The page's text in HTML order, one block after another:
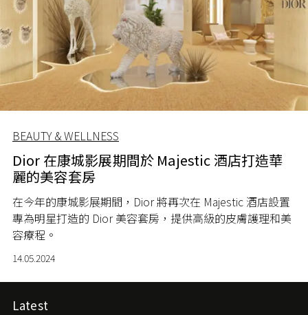
BEAUTY & WELLNESS
Dior 在康城影展期間於 Majestic 酒店打造華
麗的美容套房
在今年的康城影展期間，Dior 將再次在 Majestic 酒店設置
專為明星打造的 Dior 美容套房，提供高級的皮膚護理和美
容療程。
14.05.2024
Latest